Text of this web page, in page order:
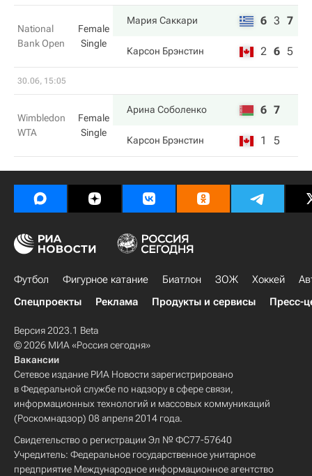
National
Bank Open
Female
Single
Мария Саккари 6 3 7
Карсон Брэнстин 2 6 5
30.06, 15:05
Wimbledon
WTA
Female
Single
Арина Соболенко 6 7
Карсон Брэнстин 1 5
Футбол Фигурное катание Биатлон ЗОЖ Хоккей
Спецпроекты
Реклама Продукты и сервисы Пресс-
Версия 2023.1 Beta
© 2026 МИА «Россия сегодня»
Вакансии
Сетевое издание РИА Новости зарегистрировано
в Федеральной службе по надзору в сфере связи,
информационных технологий и массовых коммуникаций
(Роскомнадзор) 08 апреля 2014 года.
Свидетельство о регистрации Эл № ФС77-57640
Учредитель: Федеральное государственное унитарное
предприятие Международное информационное агентство